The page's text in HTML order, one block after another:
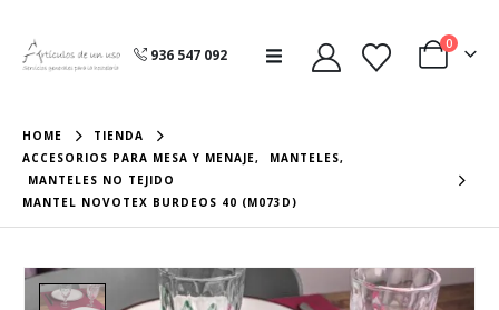
936 547 092
0
HOME
TIENDA
ACCESORIOS PARA MESA Y MENAJE, MANTELES,
MANTELES NO TEJIDO
MANTEL NOVOTEX BURDEOS 40 (M073D)